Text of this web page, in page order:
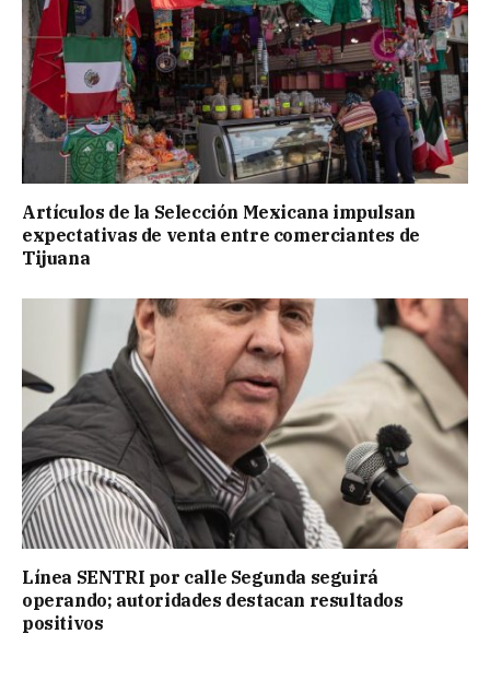
Artículos de la Selección Mexicana impulsan
expectativas de venta entre comerciantes de
Tijuana
Línea SENTRI por calle Segunda seguirá
operando; autoridades destacan resultados
positivos